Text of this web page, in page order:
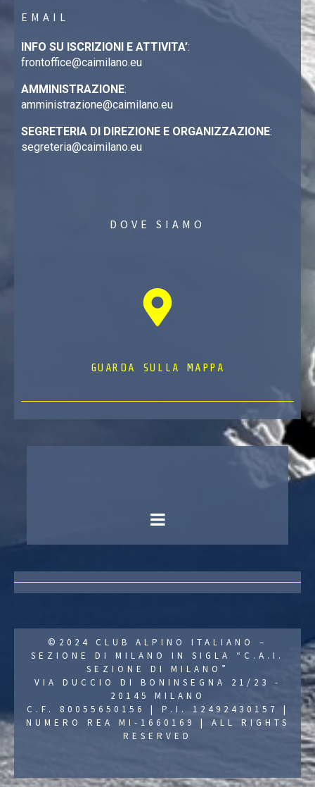
EMAIL
INFO SU ISCRIZIONI E ATTIVITA’:
frontoffice@caimilano.eu
AMMINISTRAZIONE:
amministrazione@caimilano.eu
SEGRETERIA DI DIREZIONE E ORGANIZZAZIONE:
segreteria@caimilano.eu
DOVE SIAMO
GUARDA SULLA MAPPA
©2024 CLUB ALPINO ITALIANO –
SEZIONE DI MILANO IN SIGLA “C.A.I.
SEZIONE DI MILANO”
VIA DUCCIO DI BONINSEGNA 21/23 -
20145 MILANO
C.F. 80055650156 | P.I. 12492430157 |
NUMERO REA MI-1660169 | ALL RIGHTS
RESERVED